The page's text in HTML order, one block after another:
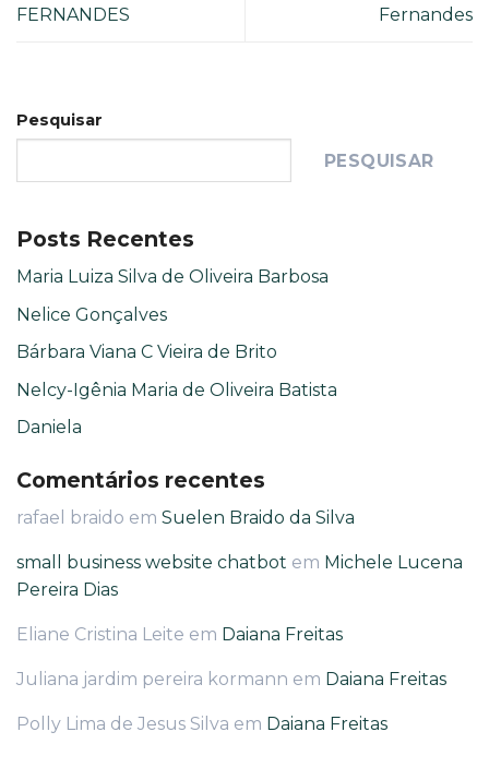
FERNANDES
Fernandes
Pesquisar
PESQUISAR
Posts Recentes
Maria Luiza Silva de Oliveira Barbosa
Nelice Gonçalves
Bárbara Viana C Vieira de Brito
Nelcy-Igênia Maria de Oliveira Batista
Daniela
Comentários recentes
rafael braido em Suelen Braido da Silva
small business website chatbot em Michele Lucena
Pereira Dias
Eliane Cristina Leite em Daiana Freitas
Juliana jardim pereira kormann em Daiana Freitas
Polly Lima de Jesus Silva em Daiana Freitas